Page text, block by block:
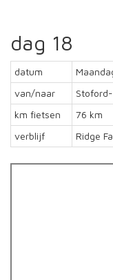
dag 18
datum
van/naar
km fietsen
76 km
verblijf
Ridge